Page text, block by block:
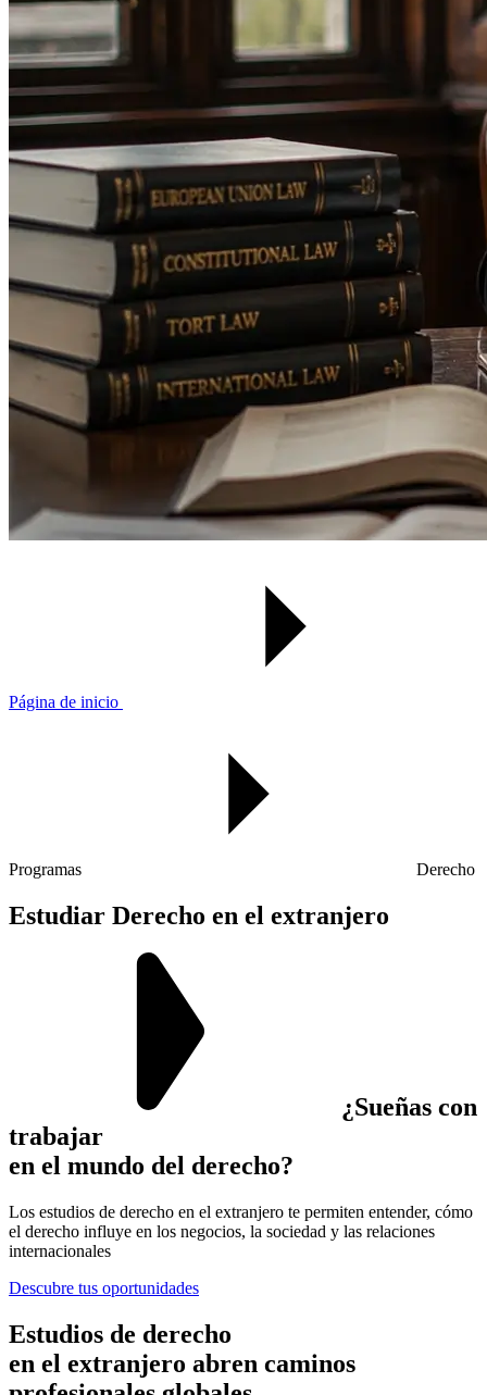
Página de inicio
Programas Derecho
Estudiar Derecho en el extranjero
¿Sueñas con
trabajar
en el mundo del derecho?
Los estudios de derecho en el extranjero te permiten entender, cómo
el derecho influye en los negocios, la sociedad y las relaciones
internacionales
Descubre tus oportunidades
Estudios de derecho
en el extranjero abren caminos